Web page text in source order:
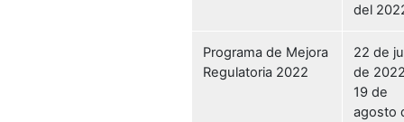
del
Programa de Mejora
Regulatoria 2022
22 de
de
19 de
agosto